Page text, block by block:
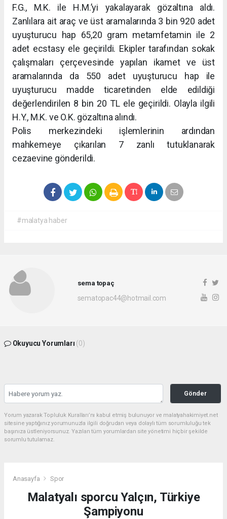
F.G., M.K. ile H.M.’yi yakalayarak gözaltına aldı.
Zanlılara ait araç ve üst aramalarında 3 bin 920 adet
uyuşturucu hap 65,20 gram metamfetamin ile 2
adet ecstasy ele geçirildi. Ekipler tarafından sokak
çalışmaları çerçevesinde yapılan ikamet ve üst
aramalarında da 550 adet uyuşturucu hap ile
uyuşturucu madde ticaretinden elde edildiği
değerlendirilen 8 bin 20 TL ele geçirildi. Olayla ilgili
H.Y., M.K. ve O.K. gözaltına alındı.
Polis merkezindeki işlemlerinin ardından
mahkemeye çıkarılan 7 zanlı tutuklanarak
cezaevine gönderildi.
#malatya haber
sema topaç
sematopac44@hotmail.com
Okuyucu Yorumları (0)
Gönder
Yorum yazarak Topluluk Kuralları’nı kabul etmiş bulunuyor ve malatyahakimiyet.net
sitesine yaptığınız yorumunuzla ilgili doğrudan veya dolaylı tüm sorumluluğu tek
başınıza üstleniyorsunuz. Yazılan tüm yorumlardan site yönetimi hiçbir şekilde
sorumlu tutulamaz.
Anasayfa Spor
Malatyalı sporcu Yalçın, Türkiye
Şampiyonu